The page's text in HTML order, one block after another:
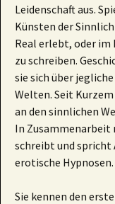
Leidenschaft aus.
Künsten der
Real erlebt, oder im
zu schreiben.
sie sich über
Welten. Seit
an den sinnlichen
In
schreibt und spricht
erotische Hypnosen.
Sie kennen den